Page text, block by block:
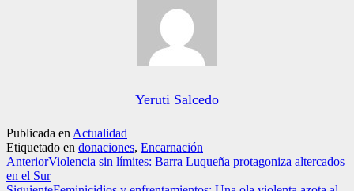
Yeruti Salcedo
Publicada en Actualidad
Etiquetado en donaciones, Encarnación
AnteriorViolencia sin límites: Barra Luqueña protagoniza altercados
en el Sur